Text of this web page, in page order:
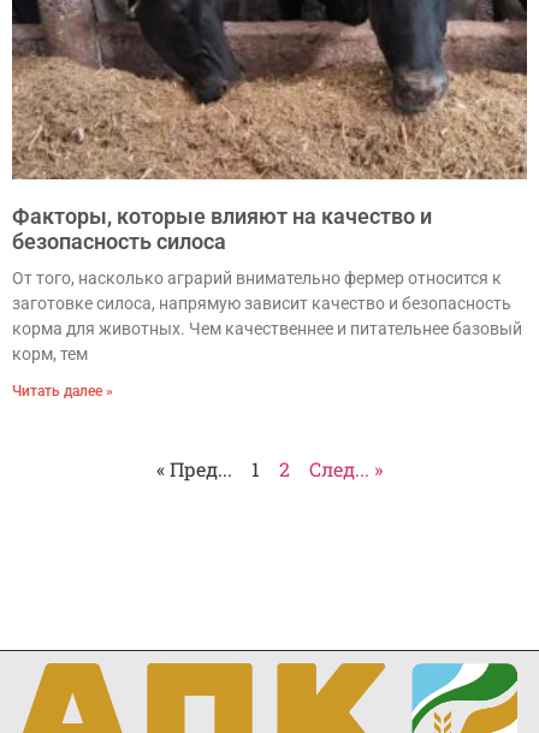
Факторы, которые влияют на качество и
безопасность силоса
От того, насколько аграрий внимательно фермер относится к
заготовке силоса, напрямую зависит качество и безопасность
корма для животных. Чем качественнее и питательнее базовый
корм, тем
Читать далее »
« Пред... 1 2 След... »